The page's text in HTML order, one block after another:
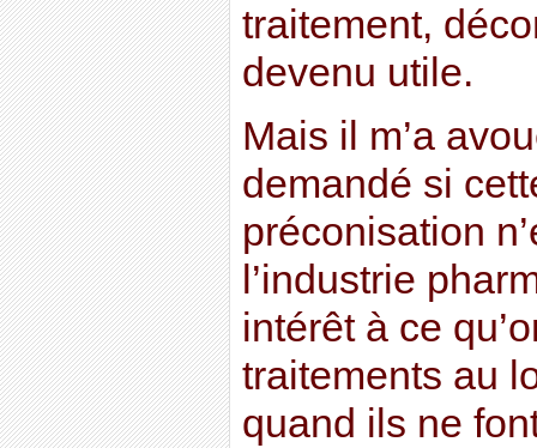
traitement,
devenu utile.
Mais il m’a
demandé si
préconisation
l’industrie
intérêt à ce
traitements au
quand ils ne